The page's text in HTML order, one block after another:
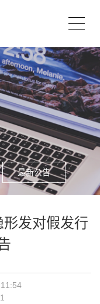
最新公告
发对假发行